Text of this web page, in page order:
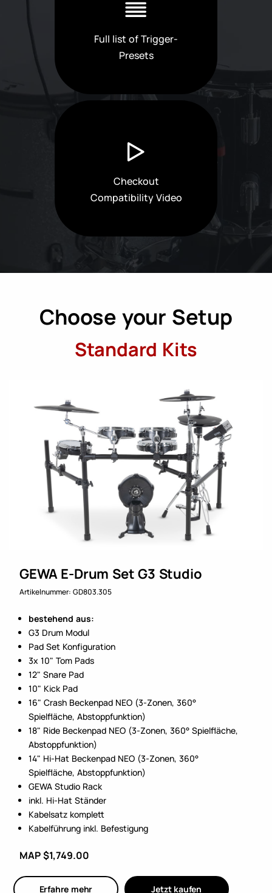
Full list of Trigger-
Presets
Checkout
Compatibility Video
Choose your Setup
Standard Kits
GEWA E-Drum Set G3 Studio
Artikelnummer: GD803.305
bestehend aus:
G3 Drum Modul
Pad Set Konfiguration
3x 10" Tom Pads
12" Snare Pad
10" Kick Pad
16" Crash Beckenpad NEO (3-Zonen, 360°
Spielfläche, Abstoppfunktion)
18" Ride Beckenpad NEO (3-Zonen, 360° Spielfläche,
Abstoppfunktion)
14" Hi-Hat Beckenpad NEO (3-Zonen, 360°
Spielfläche, Abstoppfunktion)
GEWA Studio Rack
inkl. Hi-Hat Ständer
Kabelsatz komplett
Kabelführung inkl. Befestigung
MAP $1,749.00
Erfahre mehr Jetzt kaufen